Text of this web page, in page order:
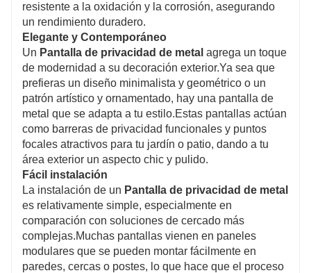
resistente a la oxidación y la corrosión, asegurando
un rendimiento duradero.
Elegante y Contemporáneo
Un Pantalla de privacidad de metal agrega un toque
de modernidad a su decoración exterior.Ya sea que
prefieras un diseño minimalista y geométrico o un
patrón artístico y ornamentado, hay una pantalla de
metal que se adapta a tu estilo.Estas pantallas actúan
como barreras de privacidad funcionales y puntos
focales atractivos para tu jardín o patio, dando a tu
área exterior un aspecto chic y pulido.
Fácil instalación
La instalación de un Pantalla de privacidad de metal
es relativamente simple, especialmente en
comparación con soluciones de cercado más
complejas.Muchas pantallas vienen en paneles
modulares que se pueden montar fácilmente en
paredes, cercas o postes, lo que hace que el proceso